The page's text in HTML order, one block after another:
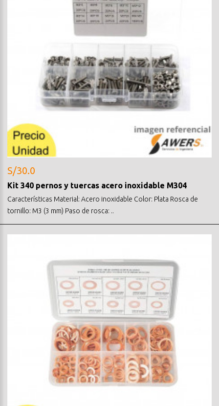
S/30.0
Kit 340 pernos y tuercas acero inoxidable M304
Características Material: Acero inoxidable Color: Plata Rosca de
tornillo: M3 (3 mm) Paso de rosca: ..